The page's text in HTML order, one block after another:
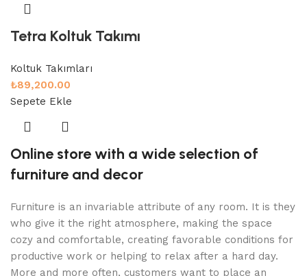
Tetra Koltuk Takımı
Koltuk Takımları
₺89,200.00
Sepete Ekle
Online store with a wide selection of
furniture and decor
Furniture is an invariable attribute of any room. It is they
who give it the right atmosphere, making the space
cozy and comfortable, creating favorable conditions for
productive work or helping to relax after a hard day.
More and more often, customers want to place an